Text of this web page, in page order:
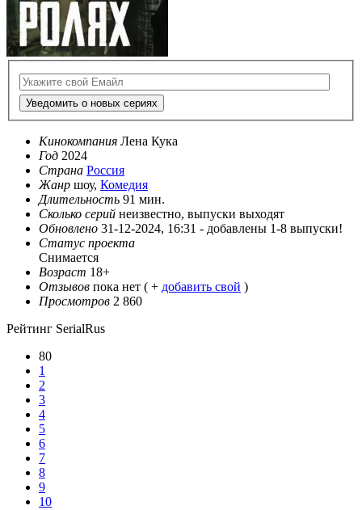
Уведомить о новых сериях
Кинокомпания Лена Кука
Год 2024
Страна Россия
Жанр шоу, Комедия
Длительность 91 мин.
Сколько серий неизвестно, выпуски выходят
Обновлено 31-12-2024, 16:31 - добавлены 1-8 выпуски!
Статус проекта
Снимается
Возраст 18+
Отзывов пока нет ( + добавить свой )
Просмотров 2 860
Рейтинг SerialRus
80
1
2
3
4
5
6
7
8
9
10